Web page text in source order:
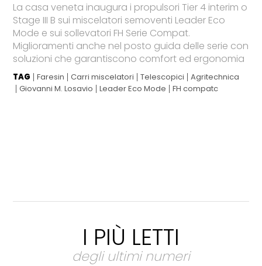
La casa veneta inaugura i propulsori Tier 4 interim o
Stage III B sui miscelatori semoventi Leader Eco
Mode e sui sollevatori FH Serie Compat.
Miglioramenti anche nel posto guida delle serie con
soluzioni che garantiscono comfort ed ergonomia
TAG Faresin Carri miscelatori Telescopici
Agritechnica
Giovanni M. Losavio
Leader Eco Mode FH compatc
I PIÙ LETTI
degli ultimi numeri